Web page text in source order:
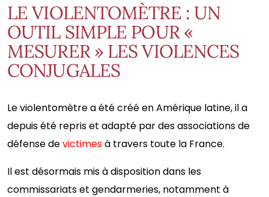
LE VIOLENTOMÈTRE : UN
OUTIL SIMPLE POUR «
MESURER » LES VIOLENCES
CONJUGALES
Le violentomètre a été créé en Amérique latine, il a
depuis été repris et adapté par des associations de
défense devictimesà travers toute la France.
Il est désormais mis à disposition dans les
commissariats et gendarmeries, notamment à